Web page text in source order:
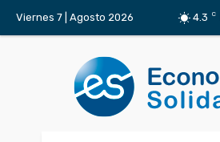
Viernes 7 | Agosto 2026 4.3 C